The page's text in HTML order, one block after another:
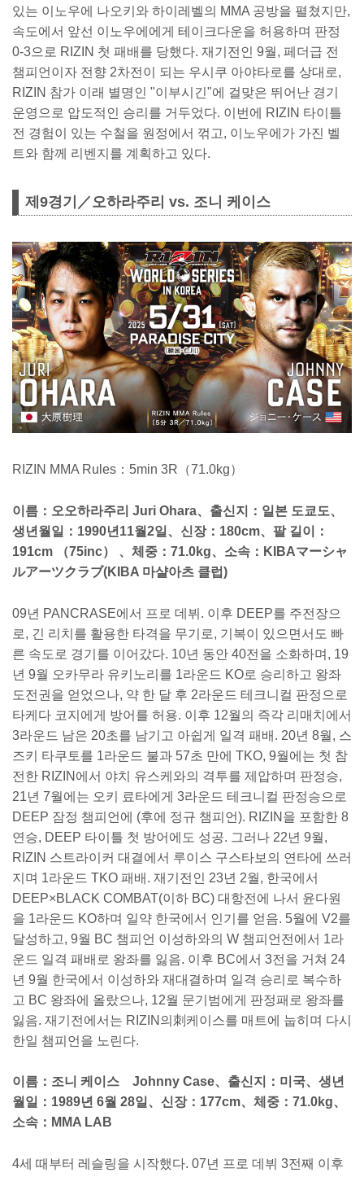
있는 이노우에 나오키와 하이레벨의 MMA 공방을 펼쳤지만,
속도에서 앞선 이노우에에게 테이크다운을 허용하며 판정
0-3으로 RIZIN 첫 패배를 당했다. 재기전인 9월, 페더급 전
챔피언이자 전향 2차전이 되는 우시쿠 아야타로를 상대로,
RIZIN 참가 이래 별명인 "이부시긴"에 걸맞은 뛰어난 경기
운영으로 압도적인 승리를 거두었다. 이번에 RIZIN 타이틀
전 경험이 있는 수철을 원정에서 꺾고, 이노우에가 가진 벨
트와 함께 리벤지를 계획하고 있다.
제9경기／오하라주리 vs. 조니 케이스
RIZIN MMA Rules：5min 3R（71.0kg）
이름：오오하라주리 Juri Ohara、출신지：일본 도쿄도、
생년월일：1990년11월2일、신장：180cm、팔 길이：
191cm （75inc） 、체중：71.0kg、소속：KIBAマーシャ
ルアーツクラブ(KIBA 마샬아츠 클럽)
09년 PANCRASE에서 프로 데뷔. 이후 DEEP를 주전장으
로, 긴 리치를 활용한 타격을 무기로, 기복이 있으면서도 빠
른 속도로 경기를 이어갔다. 10년 동안 40전을 소화하며, 19
년 9월 오카무라 유키노리를 1라운드 KO로 승리하고 왕좌
도전권을 얻었으나, 약 한 달 후 2라운드 테크니컬 판정으로
타케다 코지에게 방어를 허용. 이후 12월의 즉각 리매치에서
3라운드 남은 20초를 남기고 아쉽게 일격 패배. 20년 8월, 스
즈키 타쿠토를 1라운드 불과 57초 만에 TKO, 9월에는 첫 참
전한 RIZIN에서 야치 유스케와의 격투를 제압하며 판정승,
21년 7월에는 오키 료타에게 3라운드 테크니컬 판정승으로
DEEP 잠정 챔피언에 (후에 정규 챔피언). RIZIN을 포함한 8
연승, DEEP 타이틀 첫 방어에도 성공. 그러나 22년 9월,
RIZIN 스트라이커 대결에서 루이스 구스타보의 연타에 쓰러
지며 1라운드 TKO 패배. 재기전인 23년 2월, 한국에서
DEEP×BLACK COMBAT(이하 BC) 대항전에 나서 윤다원
을 1라운드 KO하며 일약 한국에서 인기를 얻음. 5월에 V2를
달성하고, 9월 BC 챔피언 이성하와의 W 챔피언전에서 1라
운드 일격 패배로 왕좌를 잃음. 이후 BC에서 3전을 거쳐 24
년 9월 한국에서 이성하와 재대결하며 일격 승리로 복수하
고 BC 왕좌에 올랐으나, 12월 문기범에게 판정패로 왕좌를
잃음. 재기전에서는 RIZIN의刺케이스를 매트에 눕히며 다시
한일 챔피언을 노린다.
이름：조니 케이스 Johnny Case、출신지：미국、생년
월일：1989년 6월 28일、신장：177cm、체중：71.0kg、
소속：MMA LAB
4세 때부터 레슬링을 시작했다. 07년 프로 데뷔 3전째 이후